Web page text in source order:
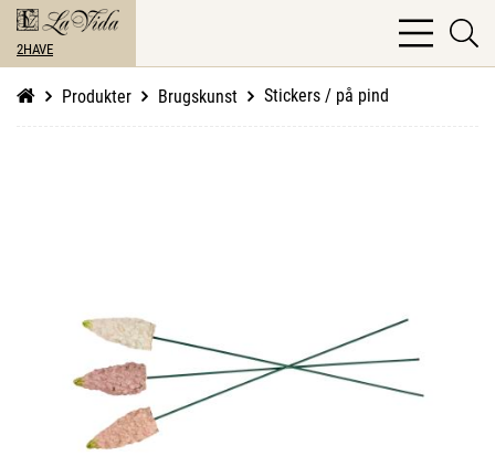
2HAVE
bars
light
Produkter Brugskunst Stickers / på pind